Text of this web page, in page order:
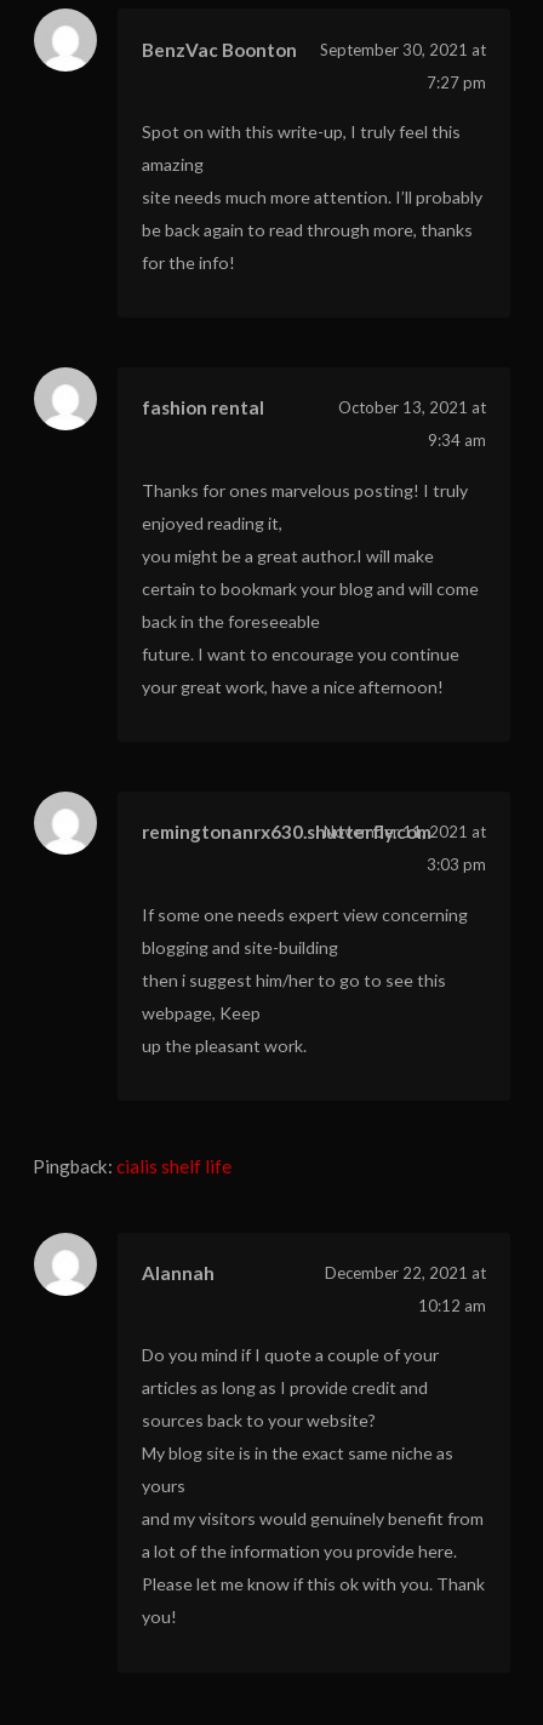
BenzVac Boonton
September 30, 2021 at
7:27 pm
Spot on with this write-up, I truly feel this
amazing
site needs much more attention. I’ll probably
be back again to read through more, thanks
for the info!
fashion rental
October 13, 2021 at
9:34 am
Thanks for ones marvelous posting! I truly
enjoyed reading it,
you might be a great author.I will make
certain to bookmark your blog and will come
back in the foreseeable
future. I want to encourage you continue
your great work, have a nice afternoon!
remingtonanrx630.shutterfly.com
November 11, 2021 at
3:03 pm
If some one needs expert view concerning
blogging and site-building
then i suggest him/her to go to see this
webpage, Keep
up the pleasant work.
Pingback:cialis shelf life
Alannah
December 22, 2021 at
10:12 am
Do you mind if I quote a couple of your
articles as long as I provide credit and
sources back to your website?
My blog site is in the exact same niche as
yours
and my visitors would genuinely benefit from
a lot of the information you provide here.
Please let me know if this ok with you. Thank
you!